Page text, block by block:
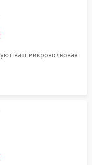
ваш микроволновая